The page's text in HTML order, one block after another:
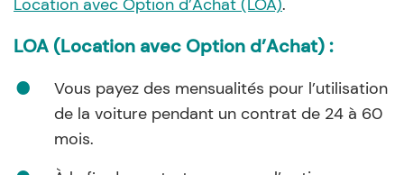
LOA (Location avec Option d’Achat) :
Vous payez des mensualités pour l’utilisation
de la voiture pendant un contrat de 24 à 60
mois.